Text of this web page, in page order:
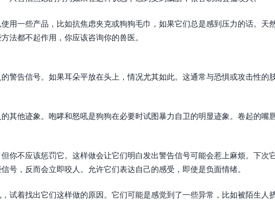
用一些产品，比如抗焦虑夹克或狗狗毛巾，如果它们总是感到压力的话。天
法都不起作用，你应该咨询你的兽医。
警告信号。如果耳朵平放在头上，情况尤其如此。这通常与恐惧或攻击性的
其他迹象。咆哮和怒吼是狗狗在必要时试图暴力自卫的明显迹象。卷起的嘴
你不应该惩罚它。这样做会让它们明白发出警告信号可能会惹上麻烦。下次
号，反而会立即咬人。允许它们表达自己的感受，即使是负面情绪。
试着找出它们这样做的原因。它们可能是感觉到了一些异常，比如被陌生人